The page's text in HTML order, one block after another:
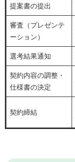
提案書の提出
審査（プレゼンテ
ーション）
選考結果通知
契約内容の調整・
仕様書の決定
契約締結